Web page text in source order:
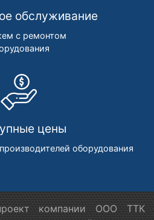
обслуживание
с ремонтом
цены
оборудования
компании ООО ТТК